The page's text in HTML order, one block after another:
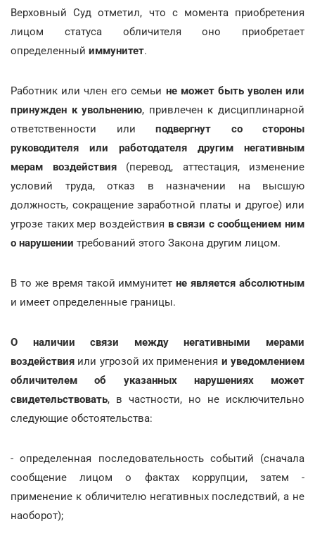
Верховный Суд отметил, что с момента приобретения
лицом статуса обличителя оно приобретает
определенный иммунитет.
Работник или член его семьи не может быть уволен или
принужден к увольнению, привлечен к дисциплинарной
ответственности или подвергнут со стороны
руководителя или работодателя другим негативным
мерам воздействия(перевод, аттестация, изменение
условий труда, отказ в назначении на высшую
должность, сокращение заработной платы и другое) или
угрозе таких мер воздействия в связи с сообщением ним
о нарушении требований этого Закона другим лицом.
В то же время такой иммунитетне является абсолютным
и имеет определенные границы.
О наличии связи между негативными мерами
воздействия или угрозой их применения и уведомлением
обличителем об указанных нарушениях может
свидетельствовать, в частности, но не исключительно
следующие обстоятельства:
- определенная последовательность событий (сначала
сообщение лицом о фактах коррупции, затем -
применение к обличителю негативных последствий, а не
наоборот);